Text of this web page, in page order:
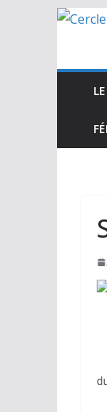
Passer